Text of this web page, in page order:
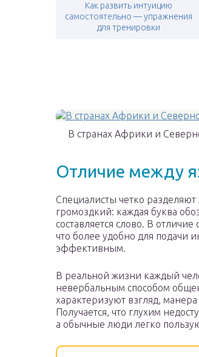
Как развить интуицию
самостоятельно — упражнения
для тренировки
В странах Африки и
Отличие между
Специалисты четко
громоздкий: каждая буква
составляется слово. В
что более удобно для подачи
эффективным.
В реальной жизни каждый
невербальным способом
характеризуют взгляд,
Получается, что глухим
а обычные люди легко